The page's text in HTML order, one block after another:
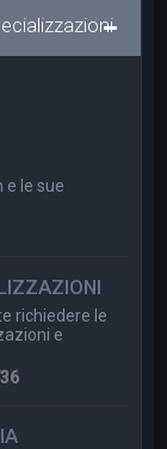
e le sue
richiedere le
e